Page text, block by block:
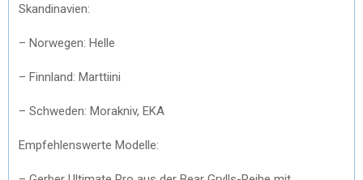
Skandinavien:
– Norwegen: Helle
– Finnland: Marttiini
– Schweden: Morakniv, EKA
Empfehlenswerte Modelle: